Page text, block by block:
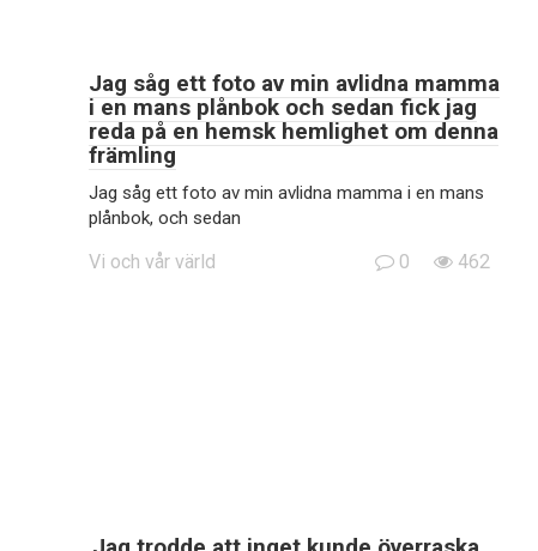
Jag såg ett foto av min avlidna mamma
i en mans plånbok och sedan fick jag
reda på en hemsk hemlighet om denna
främling
Jag såg ett foto av min avlidna mamma i en mans
plånbok, och sedan
Vi och vår värld 0 462